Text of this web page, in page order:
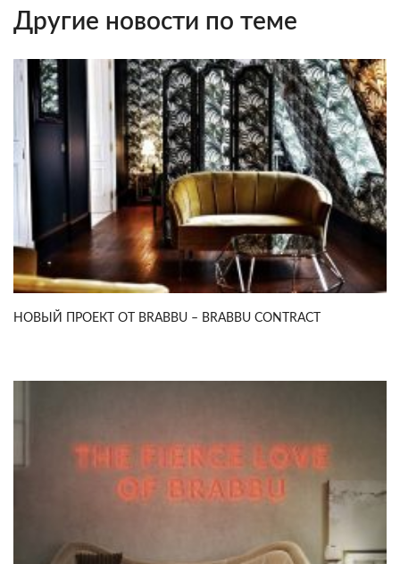
Другие новости по теме
НОВЫЙ ПРОЕКТ ОТ BRABBU – BRABBU CONTRACT